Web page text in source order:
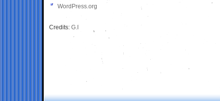
WordPress.org
Credits: G.I